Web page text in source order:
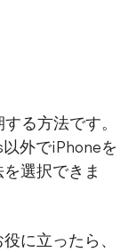
る方法です。
外でiPhoneを
選択できま
に立ったら、